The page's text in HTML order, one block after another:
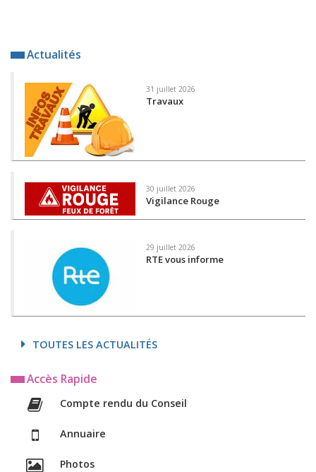
Actualités
31 juillet 2026
Travaux
30 juillet 2026
Vigilance Rouge
29 juillet 2026
RTE vous informe
TOUTES LES ACTUALITÉS
Accès Rapide
Compte rendu du Conseil
Annuaire
Photos